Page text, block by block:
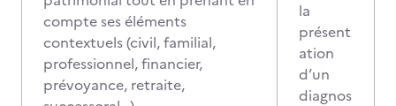
compte ses éléments
contextuels (civil, familial,
professionnel, financier,
prévoyance, retraite,
la
présent
ation
d’un
diagnos